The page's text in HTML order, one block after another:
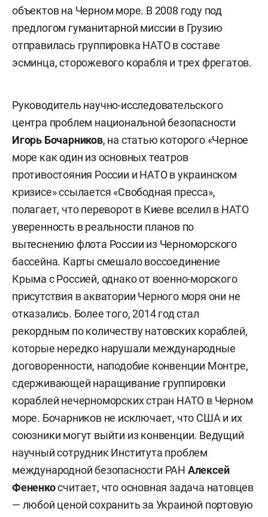
объектов на Черном море. В 2008 году под
предлогом гуманитарной миссии в Грузию
отправилась группировка НАТО в составе
эсминца, сторожевого корабля и трех фрегатов.
Руководитель научно-исследовательского
центра проблем национальной безопасности
Игорь Бочарников, на статью которого «Черное
море как один из основных театров
противостояния России и НАТО в украинском
кризисе» ссылается «Свободная пресса»,
полагает, что переворот в Киеве вселил в НАТО
уверенность в реальности планов по
вытеснению флота России из Черноморского
бассейна. Карты смешало воссоединение
Крыма с Россией, однако от военно-морского
присутствия в акватории Черного моря они не
отказались. Более того, 2014 год стал
рекордным по количеству натовских кораблей,
которые нередко нарушали международные
договоренности, наподобие конвенции Монтре,
сдерживающей наращивание группировки
кораблей нечерноморских стран НАТО в Черном
море. Бочарников не исключает, что США и их
союзники могут выйти из конвенции. Ведущий
научный сотрудник Института проблем
международной безопасности РАН Алексей
Фененкосчитает, что основная задача натовцев
— любой ценой сохранить за Украиной портовую